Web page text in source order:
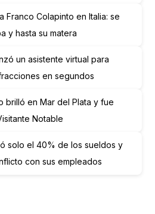
Franco Colapinto en Italia: se
y hasta su matera
un asistente virtual para
en segundos
brilló en Mar del Plata y fue
Notable
solo el 40% de los sueldos y
con sus empleados